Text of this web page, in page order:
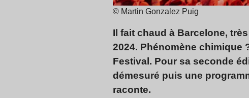
© Martin Gonzalez Puig
Il fait chaud à Barcelone,
2024. Phénomène chimique
Festival. Pour sa seconde
démesuré puis une
raconte.